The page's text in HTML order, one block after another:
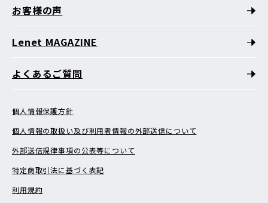
お客様の声
Lenet MAGAZINE
よくあるご質問
個人情報保護方針
個人情報の取扱い及び利用者情報の外部送信について
外部送信規律事項の公表等について
特定商取引法に基づく表記
利用規約